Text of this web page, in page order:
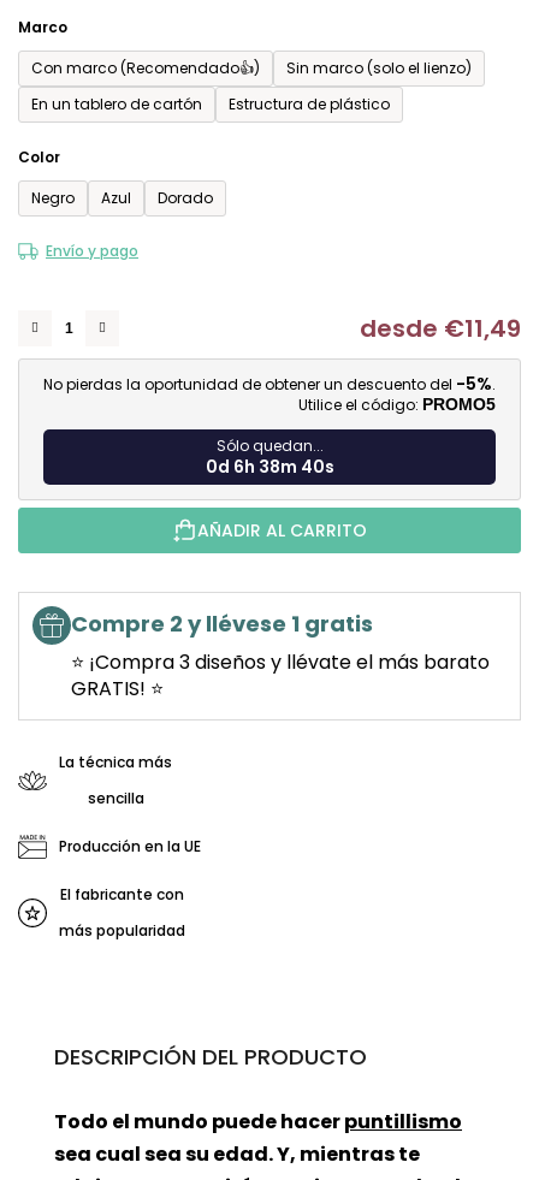
Marco
Con marco (Recomendado👍)
Sin marco (solo el lienzo)
En un tablero de cartón
Estructura de plástico
Color
Negro
Azul Dorado
Envío y pago
desde €11,49
No pierdas la oportunidad de obtener un descuento del -5%.
Utilice el código: PROMO5
Sólo quedan...
0d 6h 38m 40s
AÑADIR AL CARRITO
Compre 2 y llévese 1 gratis
⭐ ¡Compra 3 diseños y llévate el más barato
GRATIS! ⭐
La técnica más
sencilla
Producción en la UE
El fabricante con
más popularidad
DESCRIPCIÓN DEL PRODUCTO
Todo el mundo puede hacerpuntillismo
sea cual sea su edad. Y, mientras te